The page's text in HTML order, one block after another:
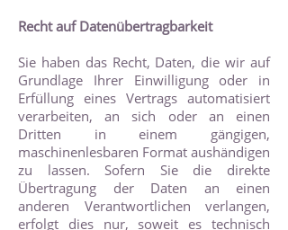
Recht auf Datenübertragbarkeit
Sie haben das Recht, Daten, die wir auf
Grundlage Ihrer Einwilligung oder in
Erfüllung eines Vertrags automatisiert
verarbeiten, an sich oder an einen
Dritten in einem gängigen,
maschinenlesbaren Format aushändigen
zu lassen. Sofern Sie die direkte
Übertragung der Daten an einen
anderen Verantwortlichen verlangen,
erfolgt dies nur, soweit es technisch